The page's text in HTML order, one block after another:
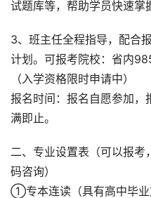
试题库等，帮助学员快速掌
3、班主任全程指导，配合
计划。可报考院校：省内
（入学资格限时申请中）
报名时间：报名自愿参加
满即止。
二、专业设置表（可以报考
码咨询）
①专本连读（具有高中毕业